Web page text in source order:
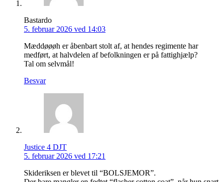
Bastardo
5. februar 2026 ved 14:03
Mæddøøøh er åbenbart stolt af, at hendes regimente har
medført, at halvdelen af befolkningen er på fattighjælp?
Tal om selvmål!
Besvar
Justice 4 DJT
5. februar 2026 ved 17:21
Skideriksen er blevet til “BOLSJEMOR”.